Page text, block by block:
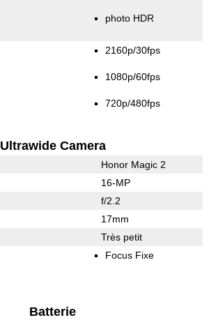
photo HDR
2160p/30fps
1080p/60fps
720p/480fps
Ultrawide Camera
Honor Magic 2
16-MP
f/2.2
17mm
Très petit
Focus Fixe
Batterie